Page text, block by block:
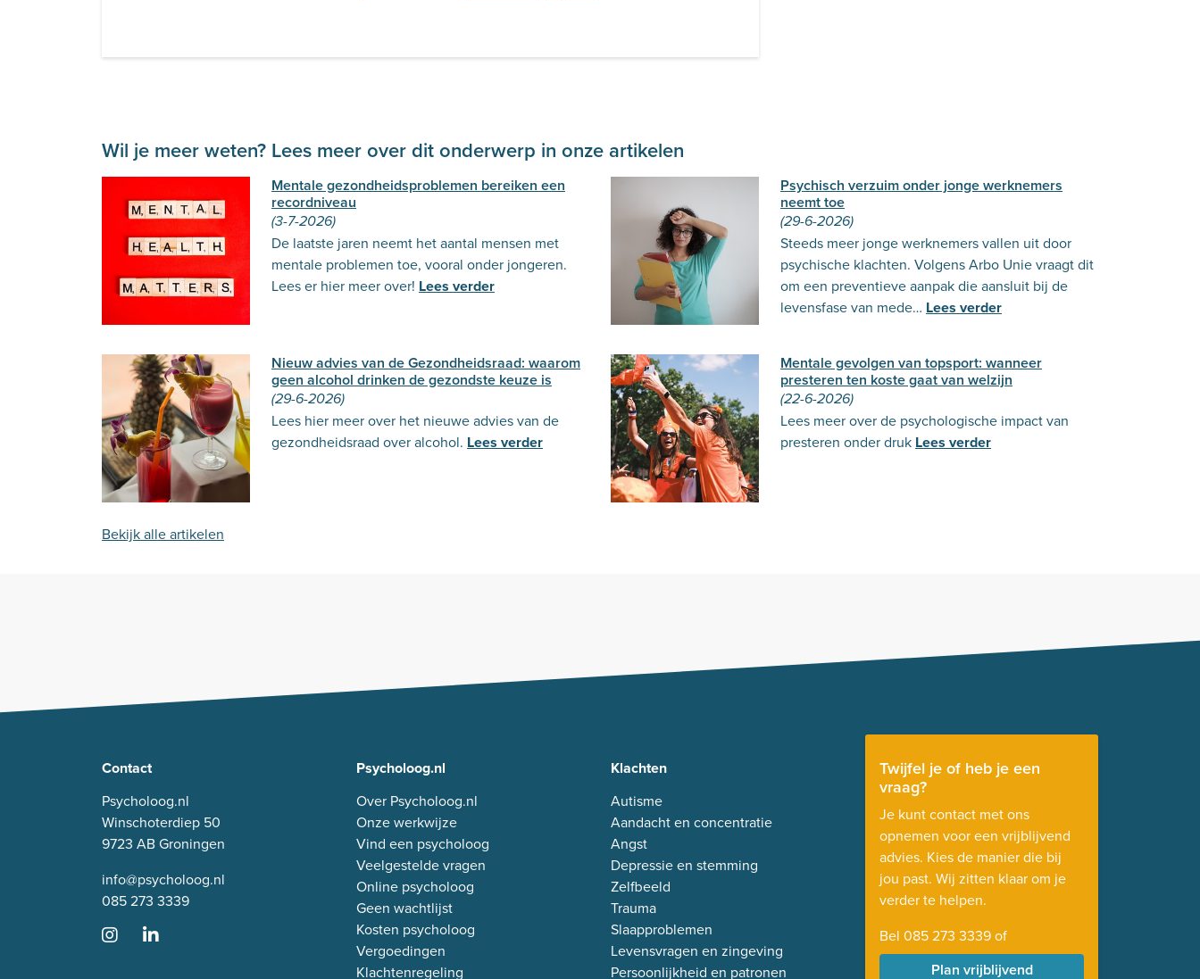
Wil je meer weten? Lees meer over dit onderwerp in onze artikelen
Mentale gezondheidsproblemen bereiken een
recordniveau
(3-7-2026)
De laatste jaren neemt het aantal mensen met
mentale problemen toe, vooral onder jongeren.
Lees er hier meer over! Lees verder
Psychisch verzuim onder jonge werknemers
neemt toe
(29-6-2026)
Steeds meer jonge werknemers vallen uit door
psychische klachten. Volgens Arbo Unie vraagt dit
om een preventieve aanpak die aansluit bij de
levensfase van mede… Lees verder
Nieuw advies van de Gezondheidsraad: waarom
geen alcohol drinken de gezondste keuze is
(29-6-2026)
Lees hier meer over het nieuwe advies van de
gezondheidsraad over alcohol. Lees verder
Mentale gevolgen van topsport: wanneer
presteren ten koste gaat van welzijn
(22-6-2026)
Lees meer over de psychologische impact van
presteren onder druk Lees verder
Bekijk alle artikelen
Contact
Psycholoog.nl
Winschoterdiep 50
9723 AB Groningen
info@psycholoog.nl
085 273 3339
Twijfel je of heb je een
vraag?
Je kunt contact met ons
opnemen voor een vrijblijvend
advies. Kies de manier die bij
jou past. Wij zitten klaar om je
verder te helpen.
Bel 085 273 3339of
Plan vrijblijvend
Psycholoog.nl
Over Psycholoog.nl
Onze werkwijze
Vind een psycholoog
Veelgestelde vragen
Online psycholoog
Geen wachtlijst
Kosten psycholoog
Vergoedingen
Klachtenregeling
Klachten
Autisme
Aandacht en concentratie
Angst
Depressie en stemming
Zelfbeeld
Trauma
Slaapproblemen
Levensvragen en zingeving
Persoonlijkheid en patronen